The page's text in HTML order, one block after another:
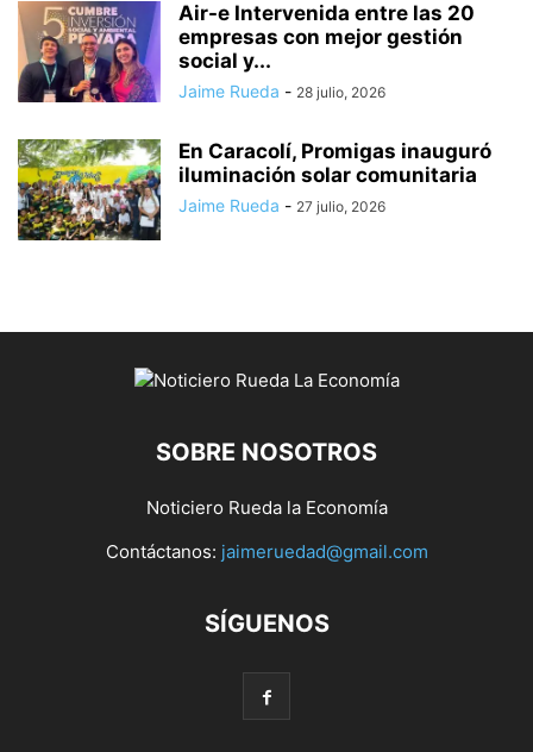
Air-e Intervenida entre las 20
empresas con mejor gestión
social y...
Jaime Rueda - 28 julio, 2026
En Caracolí, Promigas inauguró
iluminación solar comunitaria
Jaime Rueda - 27 julio, 2026
SOBRE NOSOTROS
Noticiero Rueda la Economía
Contáctanos: jaimeruedad@gmail.com
SÍGUENOS